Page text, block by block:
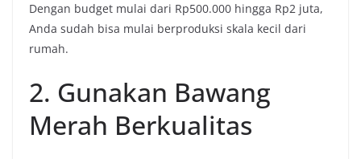
Dengan budget mulai dari Rp500.000 hingga Rp2 juta,
Anda sudah bisa mulai berproduksi skala kecil dari
rumah.
2. Gunakan Bawang
Merah Berkualitas